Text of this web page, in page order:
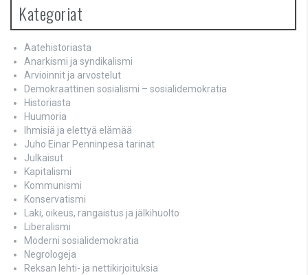
Kategoriat
Aatehistoriasta
Anarkismi ja syndikalismi
Arvioinnit ja arvostelut
Demokraattinen sosialismi – sosialidemokratia
Historiasta
Huumoria
Ihmisiä ja elettyä elämää
Juho Einar Penninpesä tarinat
Julkaisut
Kapitalismi
Kommunismi
Konservatismi
Laki, oikeus, rangaistus ja jälkihuolto
Liberalismi
Moderni sosialidemokratia
Negrologeja
Reksan lehti- ja nettikirjoituksia